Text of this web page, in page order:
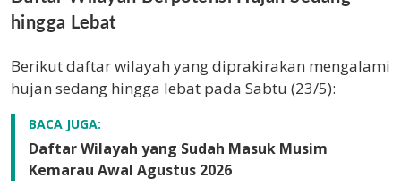
hingga Lebat
Berikut daftar wilayah yang diprakirakan mengalami
hujan sedang hingga lebat pada Sabtu (23/5):
BACA JUGA:
Daftar Wilayah yang Sudah Masuk Musim
Kemarau Awal Agustus 2026